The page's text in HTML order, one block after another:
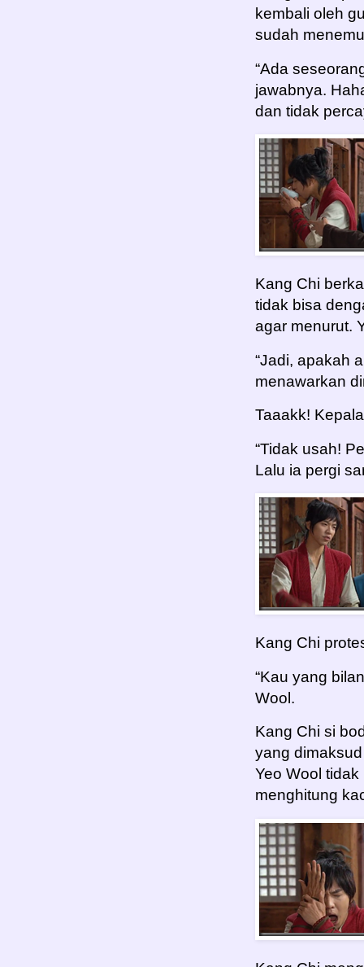
kembali oleh
sudah
“Ada
jawabnya.
dan tidak
Kang Chi
tidak bisa
agar menurut.
“Jadi, apakah
menawarkan
Taaakk!
“Tidak usah!
Lalu ia pergi
Kang Chi
“Kau yang
Wool.
Kang Chi si
yang
Yeo Wool
menghitung